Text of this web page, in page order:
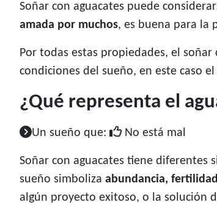
Soñar con aguacates puede
amada por muchos, es buena para la
Por todas estas propiedades, el
condiciones del sueño, en este caso
¿Qué representa el
Un sueño que: No está mal
Soñar con aguacates tiene diferentes
sueño simboliza abundancia,
algún proyecto exitoso, o la solución